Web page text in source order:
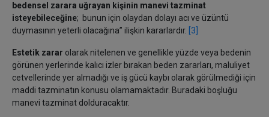
bedensel zarara uğrayan kişinin manevi tazminat
isteyebileceğine; bunun için olaydan dolayı acı ve üzüntü
duymasının yeterli olacağına” ilişkin kararlardır. [3]
Estetik zarar olarak nitelenen ve genellikle yüzde veya bedenin
görünen yerlerinde kalıcı izler bırakan beden zararları, maluliyet
cetvellerinde yer almadığı ve iş gücü kaybı olarak görülmediği için
maddi tazminatın konusu olamamaktadır. Buradaki boşluğu
manevi tazminat dolduracaktır.